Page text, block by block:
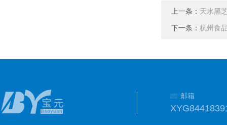
上一条： 天水黑
下一条： 杭州食
邮箱